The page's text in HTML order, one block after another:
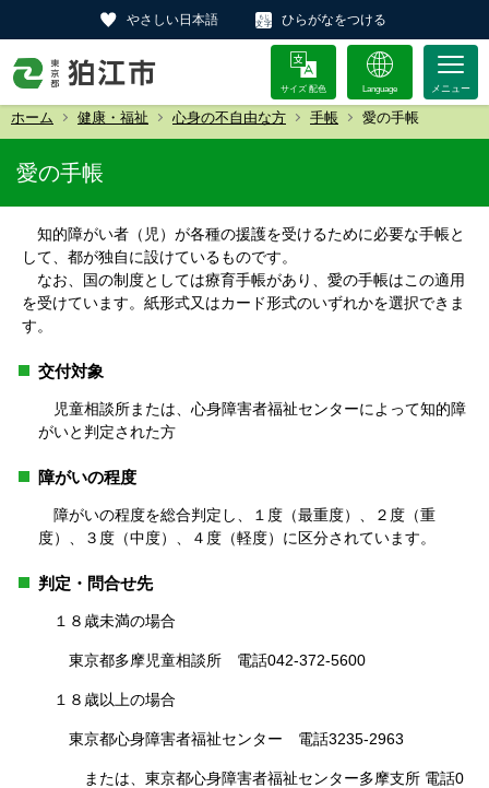
やさしい日本語 ひらがなをつける
サイズ 配色 Language
ホーム 健康・福祉 心身の不自由な方 手帳 愛の手帳
愛の手帳
知的障がい者（児）が各種の援護を受けるために必要な手帳と
して、都が独自に設けているものです。
なお、国の制度としては療育手帳があり、愛の手帳はこの適用
を受けています。紙形式又はカード形式のいずれかを選択できま
す。
交付対象
児童相談所または、心身障害者福祉センターによって知的障
がいと判定された方
障がいの程度
障がいの程度を総合判定し、１度（最重度）、２度（重
度）、３度（中度）、４度（軽度）に区分されています。
判定・問合せ先
１８歳未満の場合
東京都多摩児童相談所 電話042-372-5600
１８歳以上の場合
東京都心身障害者福祉センター 電話3235-2963
または、東京都心身障害者福祉センター多摩支所 電話0